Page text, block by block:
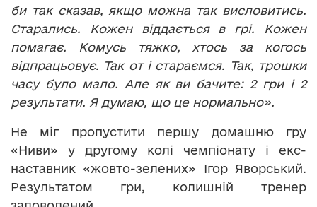
би так сказав, якщо можна так висловитись.
Старались. Кожен віддається в грі. Кожен
помагає. Комусь тяжко, хтось за когось
відпрацьовує. Так от і стараємся. Так, трошки
часу було мало. Але як ви бачите: 2 гри і 2
результати. Я думаю, що це нормально».
Не міг пропустити першу домашню гру
«Ниви» у другому колі чемпіонату і екс-
наставник «жовто-зелених» Ігор Яворський.
Результатом гри, колишній тренер